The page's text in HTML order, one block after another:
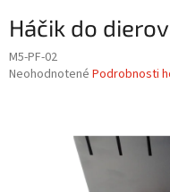
Háčik do
M5-PF-02
Priemerné
Neohodnotené Podrobnosti